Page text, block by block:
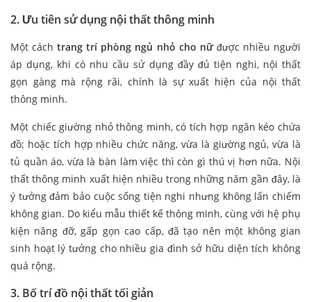
2. Ưu tiên sử dụng nội thất thông minh
Một cáchtrang trí phòng ngủ nhỏ cho nữđược nhiều người
áp dụng, khi có nhu cầu sử dụng đầy đủ tiện nghi, nội thất
gọn gàng mà rộng rãi, chính là sự xuất hiện của nội thất
thông minh.
Một chiếc giường nhỏ thông minh, có tích hợp ngăn kéo chứa
đồ; hoặc tích hợp nhiều chức năng, vừa là giường ngủ, vừa là
tủ quần áo, vừa là bàn làm việc thì còn gì thú vị hơn nữa. Nội
thất thông minh xuất hiện nhiều trong những năm gần đây, là
ý tưởng đảm bảo cuộc sống tiện nghi nhưng không lấn chiếm
không gian. Do kiểu mẫu thiết kế thông minh, cùng với hệ phụ
kiện nâng đỡ, gấp gọn cao cấp, đã tạo nên một không gian
sinh hoạt lý tưởng cho nhiều gia đình sở hữu diện tích không
quá rộng.
3. Bố trí đồ nội thất tối giản